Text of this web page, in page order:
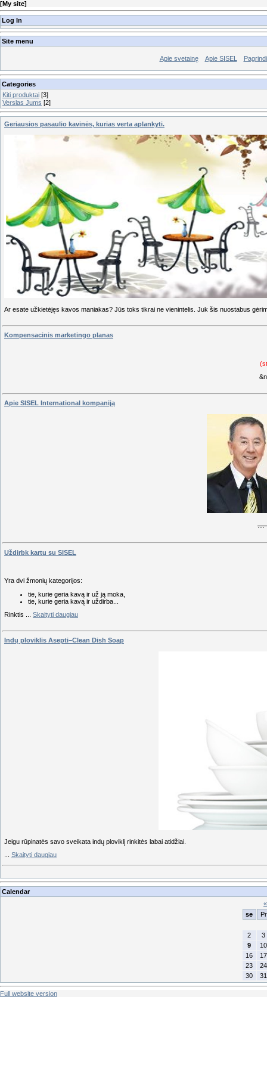
[My site]
Log In
Site menu
Apie svetainę Apie SISEL
Categories
Kiti produktai [3]
Verslas Jums [2]
Geriausios pasaulio kavinės, kurias verta aplankyti.
Ar esate užkietėjęs kavos maniakas? Jūs toks tikrai ne vienintelis. Juk šis nuostabus
Kompensacinis marketingo planas
Apie SISEL International kompaniją
...
Uždirbk kartu su SISEL
Yra dvi žmonių kategorijos:
tie, kurie geria kavą ir už ją moka,
tie, kurie geria kavą ir uždirba...
Rinktis
Skaityti daugiau
Indų ploviklis Asepti–Clean Dish Soap
Jeigu rūpinatės savo sveikata indų ploviklį rinkitės labai atidžiai.
Skaityti daugiau
Calendar
«
se
Pr
2
3
9
10
16
17
23
24
30
31
Full website version